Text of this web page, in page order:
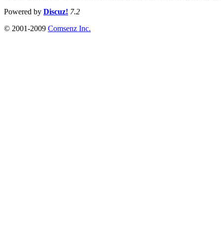
Powered by Discuz! 7.2
© 2001-2009 Comsenz Inc.